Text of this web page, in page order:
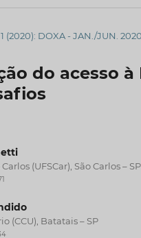
1 (2020): DOXA - JAN./JUN. 2020
do acesso
(UFSCar), São Carlos – SP
(CCU), Batatais – SP